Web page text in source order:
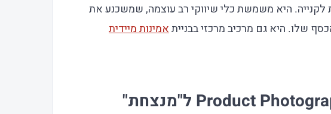
לקנייה. היא משמשת כלי שיווקי רב עוצמה, שמשכנע את
שלו. היא גם מרכיב מרכזי בבנייתאמינות מיידית
מה הופך תמונת Product Photography ל"מנצחת"